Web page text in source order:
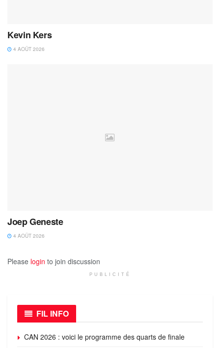
Kevin Kers
4 AOÛT 2026
Joep Geneste
4 AOÛT 2026
Please login to join discussion
PUBLICITÉ
FIL INFO
CAN 2026 : voici le programme des quarts de finale